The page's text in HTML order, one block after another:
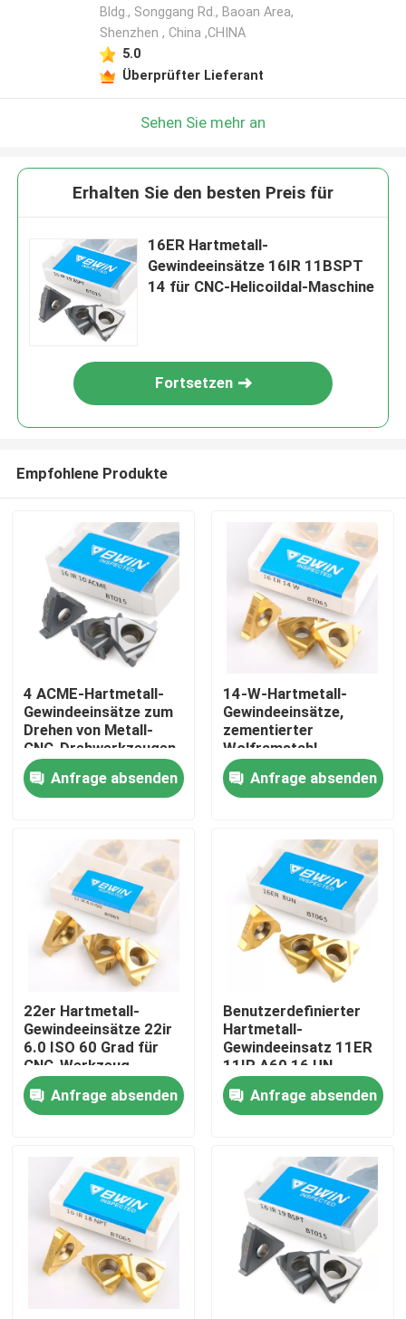
Heim
Produkte
Videos
Über uns
Fabrik-Tour
Qualitätskontrolle
Nachrichten
Fordern Sie ein Angebot an
Wolframhartmetalleinsätze
Bldg., Songgang Rd., Baoan Area,
Shenzhen , China ,CHINA
5.0
Überprüfter Lieferant
Sehen Sie mehr an
Erhalten Sie den besten Preis für
16ER Hartmetall-
Gewindeeinsätze 16IR 11BSPT
14 für CNC-Helicoildal-Maschine
Fortsetzen
Empfohlene Produkte
4 ACME-Hartmetall-
Gewindeeinsätze zum
Drehen von Metall-
CNC-Drehwerkzeugen
zum Innenschneiden
Anfrage absenden
14-W-Hartmetall-
Gewindeeinsätze,
zementierter
Wolframstahl,
schneller Vorschub
Anfrage absenden
22er Hartmetall-
Gewindeeinsätze 22ir
6.0 ISO 60 Grad für
CNC-Werkzeug
Anfrage absenden
Benutzerdefinierter
Hartmetall-
Gewindeeinsatz 11ER
11IR A60 16 UN-
Schneiddrehschneider
Anfrage absenden